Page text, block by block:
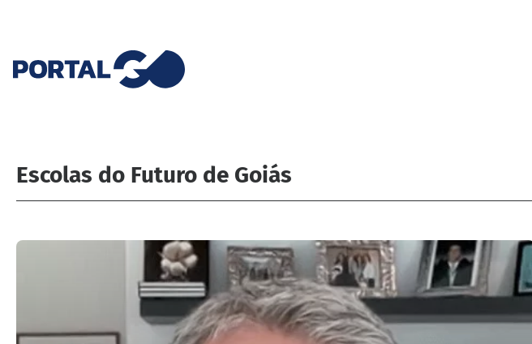
Escolas do Futuro de Goiás